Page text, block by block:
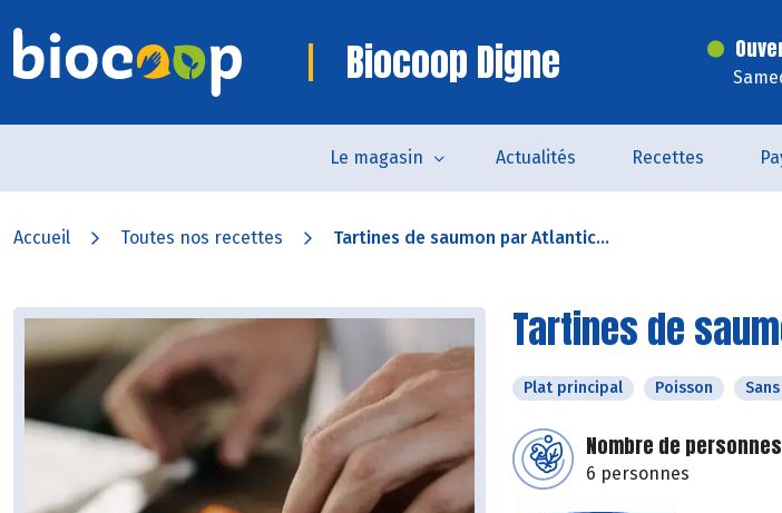
Biocoop Digne
Le magasin Actualités Recettes
Accueil Toutes nos recettes Tartines de saumon par Atlantic...
Tartines de
Plat principal Poisson
Nombre de personnes
6 personnes